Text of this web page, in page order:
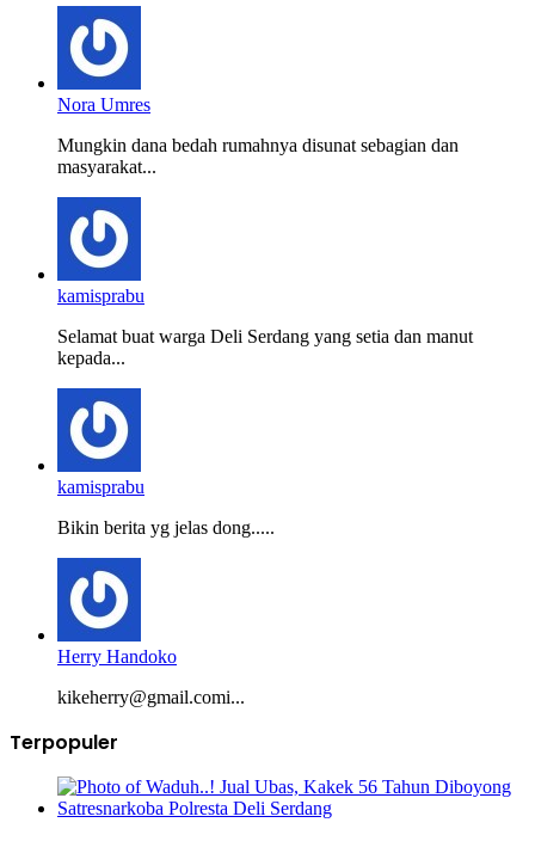
Nora Umres
Mungkin dana bedah rumahnya disunat sebagian dan
masyarakat...
kamisprabu
Selamat buat warga Deli Serdang yang setia dan manut
kepada...
kamisprabu
Bikin berita yg jelas dong.....
Herry Handoko
kikeherry@gmail.comi...
Terpopuler